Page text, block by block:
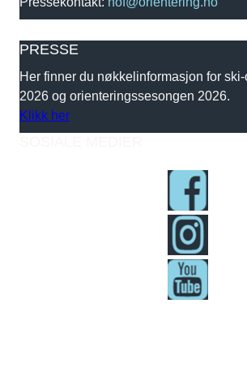
PRESSE
Her finner du nøkkelinformasjon for
2026 og orienteringssesongen 2026.
Klikk her